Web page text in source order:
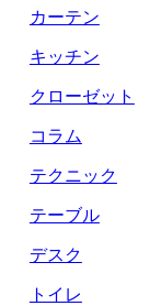
カーテン
キッチン
クローゼット
コラム
テクニック
テーブル
デスク
トイレ